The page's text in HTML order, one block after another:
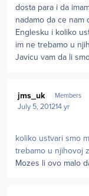
dosta para i da
nadamo da ce nam
Englesku i koliko
im ne trebamo u
Javicu vam da li
jms_uk Members
July 5, 201214 yr
koliko ustvari smo
trebamo u njihovoj
Mozes li ovo malo